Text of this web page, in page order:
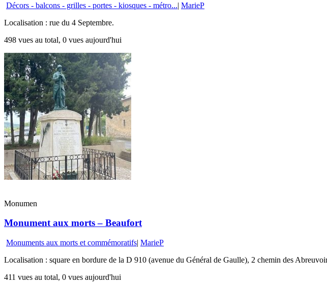
Décors - balcons - grilles - portes - kiosques - métro...| MarieP
Localisation : rue du 4 Septembre.
498 vues au total, 0 vues aujourd'hui
Monumen
Monument aux morts – Beaufort
Monuments aux morts et commémoratifs| MarieP
Localisation : square en bordure de la D 910 (avenue du Général de Gaulle), 2 chemin des
411 vues au total, 0 vues aujourd'hui